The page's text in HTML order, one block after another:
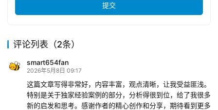
提交
评论列表（2条）
smart654fan
2026年5月8日 09:17
这篇文章写得非常好，内容丰富，观点清晰，让我受益匪浅。
特别是关于独家经验案例的部分，分析得很到位，给了我很多
新的启发和思考。感谢作者的精心创作和分享，期待看到更多